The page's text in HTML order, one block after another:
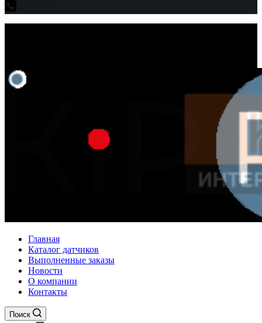
Главная
Каталог датчиков
Выполненные заказы
Новости
О компании
Контакты
Поиск